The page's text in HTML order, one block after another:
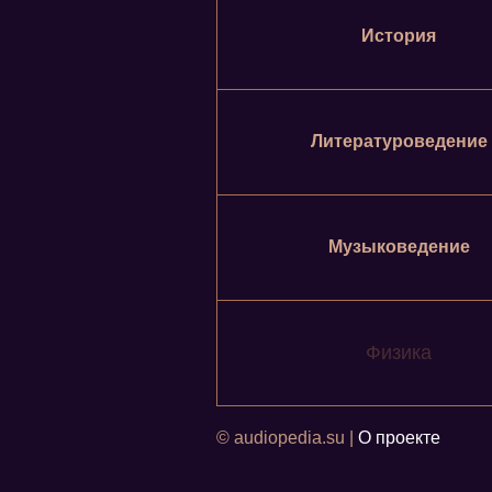
История
Литературоведение
Музыковедение
Физика
© audiopedia.su | О проекте